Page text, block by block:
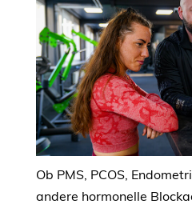
Ob PMS, PCOS,
andere hormonelle